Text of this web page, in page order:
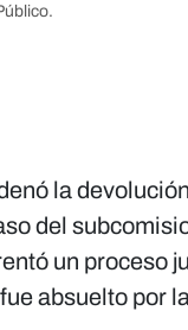
la
del
un proceso
absuelto por